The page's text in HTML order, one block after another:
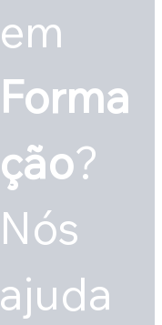
Forma
ção?
Nós
ajuda